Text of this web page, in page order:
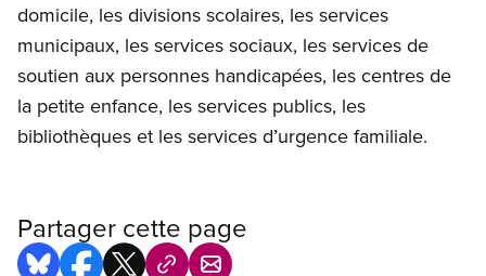
domicile, les divisions scolaires, les services
municipaux, les services sociaux, les services de
soutien aux personnes handicapées, les centres de
la petite enfance, les services publics, les
bibliothèques et les services d’urgence familiale.
Partager cette page